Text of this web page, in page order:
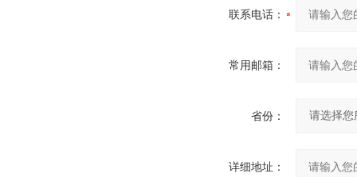
联系电话：
常用邮箱：
省份：
详细地址：